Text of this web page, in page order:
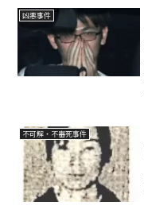
凶悪事件
不可解・不審死事件